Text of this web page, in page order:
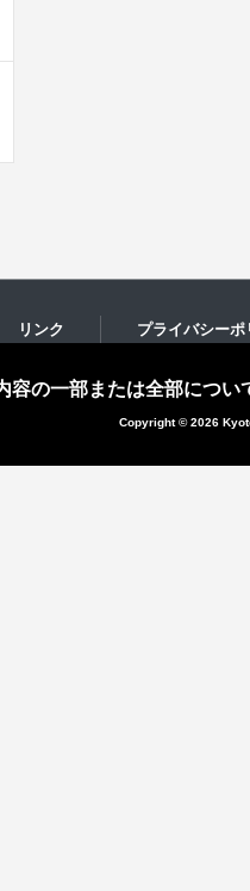
リンク プライバシーポ
容の一部または全部につ
Copyright © 2026